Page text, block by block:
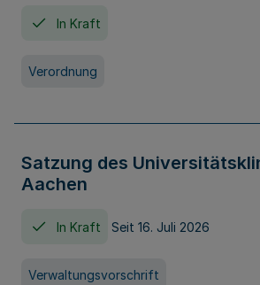
In Kraft
Verordnung
Satzung des
Aachen
In Kraft Seit 16. Juli 2026
Verwaltungsvorschrift